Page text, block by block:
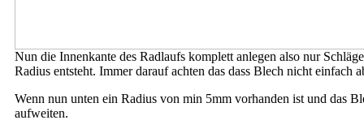
Nun die Innenkante des Radlaufs komplett anlegen also nur
Radius entsteht. Immer darauf achten das dass Blech nicht
Wenn nun unten ein Radius von min 5mm vorhanden ist und das
aufweiten.